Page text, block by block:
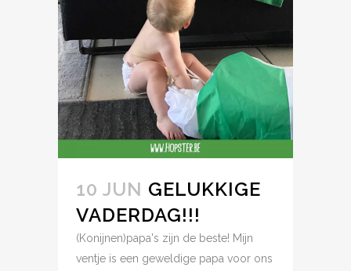
10 JUN GELUKKIGE
VADERDAG!!!
(Konijnen)papa's zijn de beste! Mijn
ventje is een geweldige papa voor ons